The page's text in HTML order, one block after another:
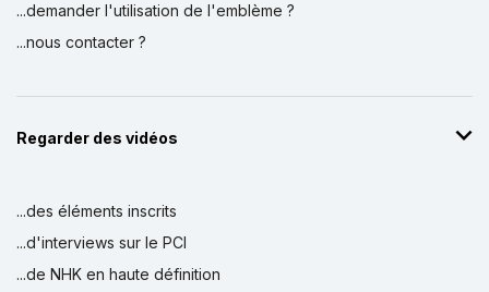
...demander l'utilisation de l'emblème ?
...nous contacter ?
Regarder des vidéos
...des éléments inscrits
...d'interviews sur le PCI
...de NHK en haute définition